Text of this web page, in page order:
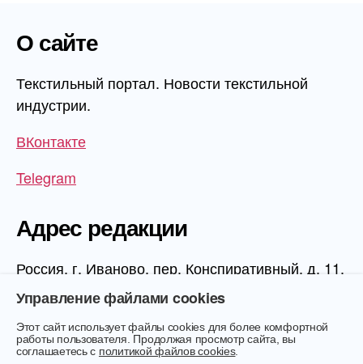
О сайте
Текстильный портал. Новости текстильной
индустрии.
ВКонтакте
Telegram
Адрес редакции
Россия, г. Иваново, пер. Конспиративный, д. 11,
1 этаж, офис 1006
Управление файлами cookies
Этот сайт использует файлы cookies для более комфортной
работы пользователя. Продолжая просмотр сайта, вы
соглашаетесь с политикой файлов cookies.
© 2026Текстиль.Онлайн